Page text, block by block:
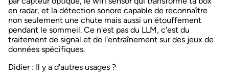
en radar, et la détection sonore capable de reconnaître
non seulement une chute mais aussi un étouffement
pendant le sommeil. Ce n'est pas du LLM, c'est du
traitement de signal et de l'entraînement sur des jeux de
données spécifiques.
Didier: Il y a d'autres usages ?